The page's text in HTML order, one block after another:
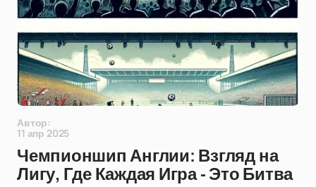
Автор:
11 апр 2025
Чемпионшип Англии: Взгляд на
Лигу, Где Каждая Игра - Это Битва